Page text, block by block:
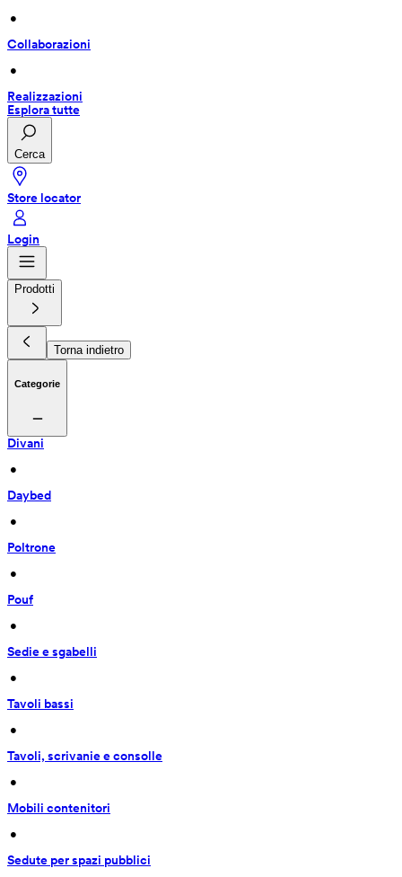
•
Collaborazioni
•
Realizzazioni
Esplora tutte
Cerca
Store locator
Login
Prodotti
Torna indietro
Categorie
Divani
•
Daybed
•
Poltrone
•
Pouf
•
Sedie e sgabelli
•
Tavoli bassi
•
Tavoli, scrivanie e consolle
•
Mobili contenitori
•
Sedute per spazi pubblici